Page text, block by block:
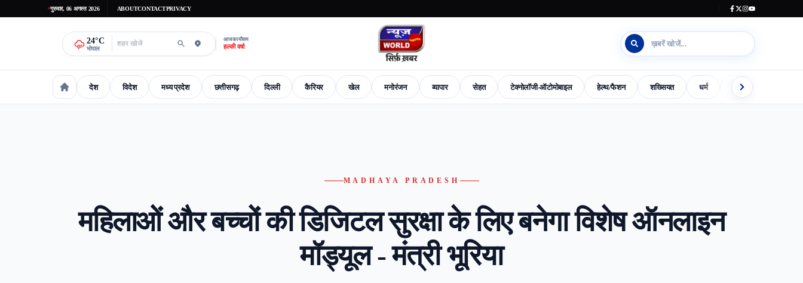
गुरुवार, 06 अगस्त 2026 ABOUTCONTACTPRIVACY
24°C
भोपाल
आज का मौसम
हल्की वर्षा
देश विदेश मध्य प्रदेश छत्तीसगढ़ दिल्ली कैरियर खेल मनोरंजन व्यापार सेहत टेक्नोलॉजी-ऑटोमोबाइल हेल्थ/फैशन शख्सियत धर्म इलेक्शन काउंटडाउन
nationalInternational madhaya-pradesh ChhattisgarhDelhi-News Career SportsEntertainment BusinessHealthTech-News Fashion News-World-Special Dharm Madhya-Pradesh-Election-2023
MADHAYA PRADESH
महिलाओं और बच्चों की डिजिटल सुरक्षा के लिए बनेगा विशेष ऑनलाइन
मॉड्यूल - मंत्री भूरिया